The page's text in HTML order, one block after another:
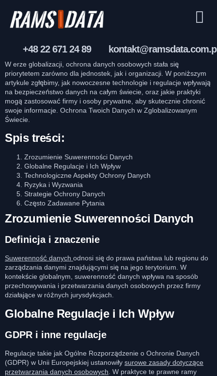
+48 22 671 24 89
W erze globalizacji, ochrona danych osobowych stała się
priorytetem zarówno dla jednostek, jak i organizacji. W poniższym
artykule zgłębimy, jak nowoczesne technologie i regulacje wpływają
na bezpieczeństwo danych na całym świecie, oraz jakie praktyki
mogą zastosować firmy i osoby prywatne, aby skutecznie chronić
swoje informacje. Ochrona Twoich Danych w Zglobalizowanym
Świecie.
Spis treści:
Zrozumienie Suwerenności Danych
Globalne Regulacje i Ich Wpływ
Technologiczne Aspekty Ochrony Danych
Ryzyka i Wyzwania
Strategie Ochrony Danych
Często Zadawane Pytania
Zrozumienie Suwerenności Danych
Definicja i znaczenie
Suwerenność danych odnosi się do prawa państwa lub regionu do
zarządzania danymi znajdującymi się na jego terytorium. W
kontekście globalnym, suwerenność danych wpływa na sposób
przechowywania i przetwarzania danych osobowych przez firmy
działające w różnych jurysdykcjach.
Globalne Regulacje i Ich Wpływ
GDPR i inne regulacje
Regulacje takie jak Ogólne Rozporządzenie o Ochronie Danych
(GDPR) w Unii Europejskiej ustanowiły surowe zasady dotyczące
przetwarzania danych osobowych . W praktyce te prawne ramy